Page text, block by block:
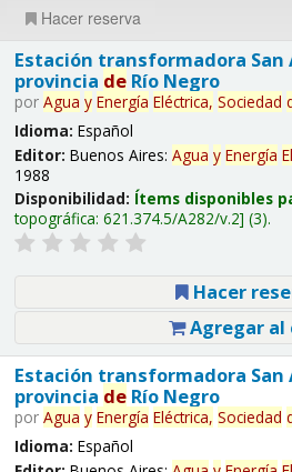
Hacer reserva
Estación transformadora San
provincia deRío Negro
por Agua y Energía Eléctrica, Sociedad
Idioma: Español
Editor: Buenos Aires: Agua y Energía
1988
Disponibilidad: Ítems disponibles
topográfica: 621.374.5/A282/v.2 (3).
Hacer
Agregar al
Estación transformadora San
provincia deRío Negro
por Agua y Energía Eléctrica, Sociedad
Idioma: Español